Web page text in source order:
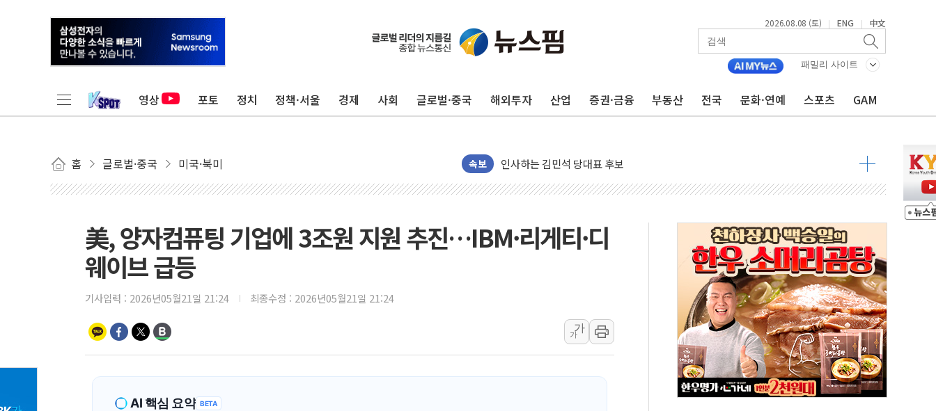
2026.08.08 (토) | ENG | 中文
패밀리 사이트
영상 포토 정치 정책·서울 경제 사회 글로벌·중국 해외투자 산업 증권·금융 부동산 전국 문화·연예 스포츠 GAM
홈 글로벌·중국 미국·북미 속보
울진·영덕 '호우특보'-포항 '산사태 주의보'...경북도, 호우 피해·통제구간 없어
[종합] 김민석, 정청래에 '0.86%p' 차 재역전 성공...金 45.42% vs 鄭 44.56%
인천 합동연설회 나선 송영길·정청래·김민석 당대표 후보
인사하는 김민석 당대표 후보
[속보] 민주, 제주·인천 경선 결과 발표...김민석 47.75% 정청래 42.08%
[속보] 민주, 제주 경선 결과 발표...김민석 52.64% 정청래 39.89% 송영길 7.47%
이번주 국내 주요 금융일정(8.10~8.14)
美, 이란전 출구전략 만지작…공습 한계·탄약 부족 현실화
강릉·동해·삼척 시간당 최대 50㎜ 폭우…강원 동해안 강한 비 이어져
폐기물 수거하다 참변…60대 환경미화원 수거차에 치여 사망
서울 중랑구 주택가서 흉기 난동…60대 남성 2명 숨져
李대통령 "결혼 때문에 손해 보는 일 없게"…'결혼 페널티' 22개 과제 손본다
여수 오동도 인근 해상서 모터보트 전복…1명 사망·1명 실종
추미애, '위안부' 피해자 기림의 날 참석..."국제적 시민 연대로 목소리 내야"
美, 양자컴퓨팅 기업에 3조원 지원 추진…IBM·리게티·디
웨이브 급등
기사입력 : 2026년05월21일 21:24 최종수정 : 2026년05월21일 21:24
가
가
AI 핵심 요약 BETA